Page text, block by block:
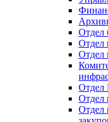
Отдел
Отдел
Отдел
Отдел
Отдел